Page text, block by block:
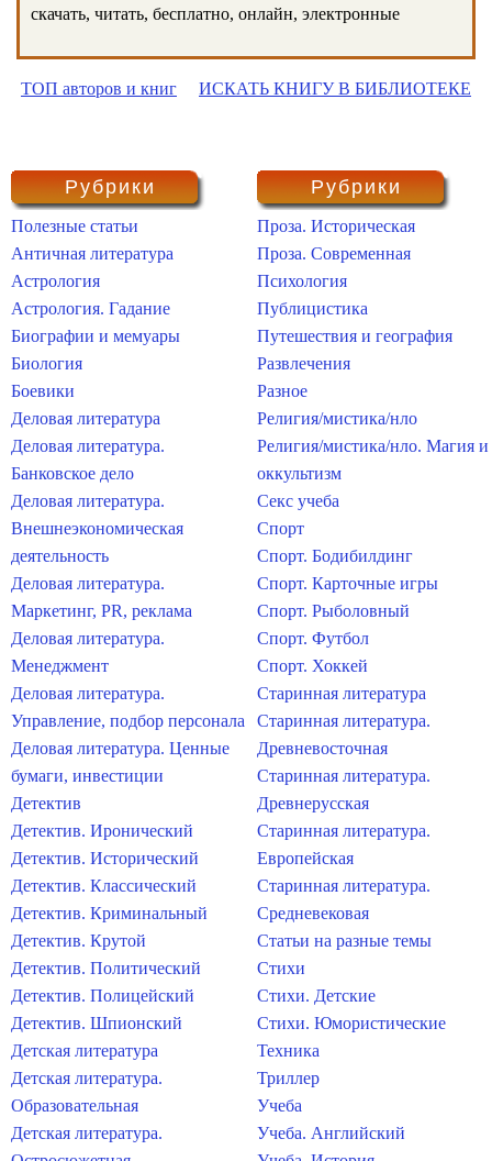
скачать, читать, бесплатно, онлайн, электронные
ТОП авторов и книг ИСКАТЬ КНИГУ В БИБЛИОТЕКЕ
Рубрики
Полезные статьи
Античная литература
Астрология
Астрология. Гадание
Биографии и мемуары
Биология
Боевики
Деловая литература
Деловая литература.
Банковское дело
Деловая литература.
Внешнеэкономическая
деятельность
Деловая литература.
Маркетинг, PR, реклама
Деловая литература.
Менеджмент
Деловая литература.
Управление, подбор персонала
Деловая литература. Ценные
бумаги, инвестиции
Детектив
Детектив. Иронический
Детектив. Исторический
Детектив. Классический
Детектив. Криминальный
Детектив. Крутой
Детектив. Политический
Детектив. Полицейский
Детектив. Шпионский
Детская литература
Детская литература.
Образовательная
Детская литература.
Рубрики
Проза. Историческая
Проза. Современная
Психология
Публицистика
Путешествия и география
Развлечения
Разное
Религия/мистика/нло
Религия/мистика/нло. Магия и
оккультизм
Секс учеба
Спорт
Спорт. Бодибилдинг
Спорт. Карточные игры
Спорт. Рыболовный
Спорт. Футбол
Спорт. Хоккей
Старинная литература
Старинная литература.
Древневосточная
Старинная литература.
Древнерусская
Старинная литература.
Европейская
Старинная литература.
Средневековая
Статьи на разные темы
Стихи
Стихи. Детские
Стихи. Юмористические
Техника
Триллер
Учеба
Учеба. Английский